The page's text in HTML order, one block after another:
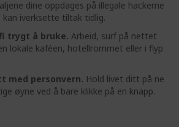
dine oppdages på illegale hackerne
iverksette tiltak tidlig.
trygt å bruke. Arbeid, surf på nettet
lokale kaféen, hotellrommet eller i flyp
med personvern. Hold livet ditt på ne
øyne ved å bare klikke på en knapp.